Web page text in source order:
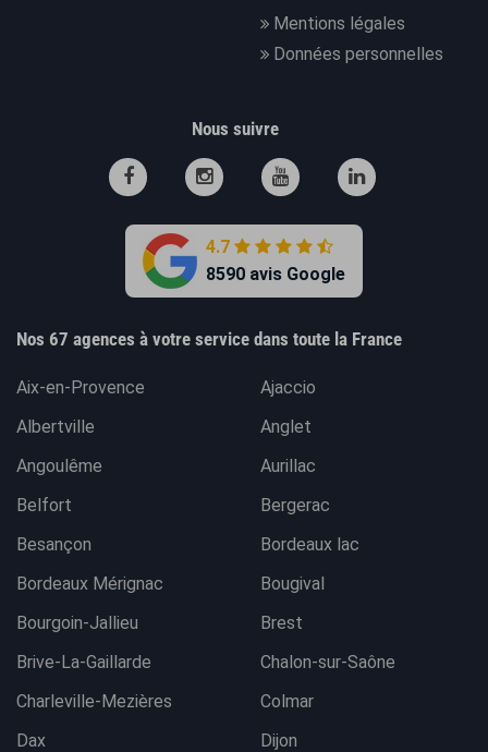
Mentions légales
Données personnelles
Nous suivre
4.7
8590 avis Google
Nos 67 agences à votre service dans toute la France
Aix-en-Provence
Ajaccio
Albertville
Anglet
Angoulême
Aurillac
Belfort
Bergerac
Besançon
Bordeaux lac
Bordeaux Mérignac
Bougival
Bourgoin-Jallieu
Brest
Brive-La-Gaillarde
Chalon-sur-Saône
Charleville-Mezières
Colmar
Dax
Dijon